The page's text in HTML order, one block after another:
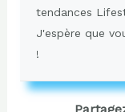
tendances
J'espère que
!